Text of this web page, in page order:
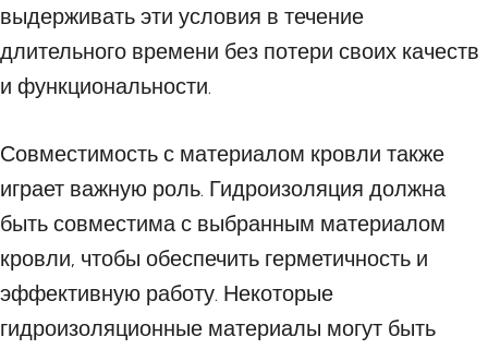
выдерживать эти условия в течение
длительного времени без потери своих качеств
и функциональности.
Совместимость с материалом кровли также
играет важную роль. Гидроизоляция должна
быть совместима с выбранным материалом
кровли, чтобы обеспечить герметичность и
эффективную работу. Некоторые
гидроизоляционные материалы могут быть